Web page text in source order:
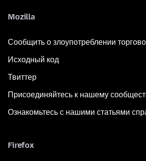
Mozilla
Сообщить о злоупотреблении
Исходный код
Твиттер
Присоединяйтесь к нашему
Ознакомьтесь с нашими статьями
Firefox